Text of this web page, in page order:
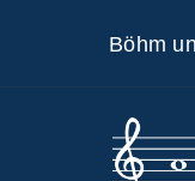
Böhm